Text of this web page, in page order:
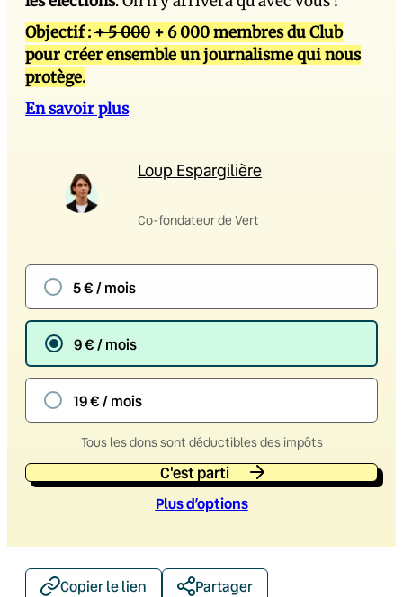
Objectif :+ 5 000 + 6 000 membres du Club
pour créer ensemble un journalisme qui nous
protège.
En savoir plus
Loup Espargilière
Co-fondateur de Vert
5 € / mois
9 € / mois
19 € / mois
Tous les dons sont déductibles des impôts
C'est parti
Plus d’options
Copier le lien Partager